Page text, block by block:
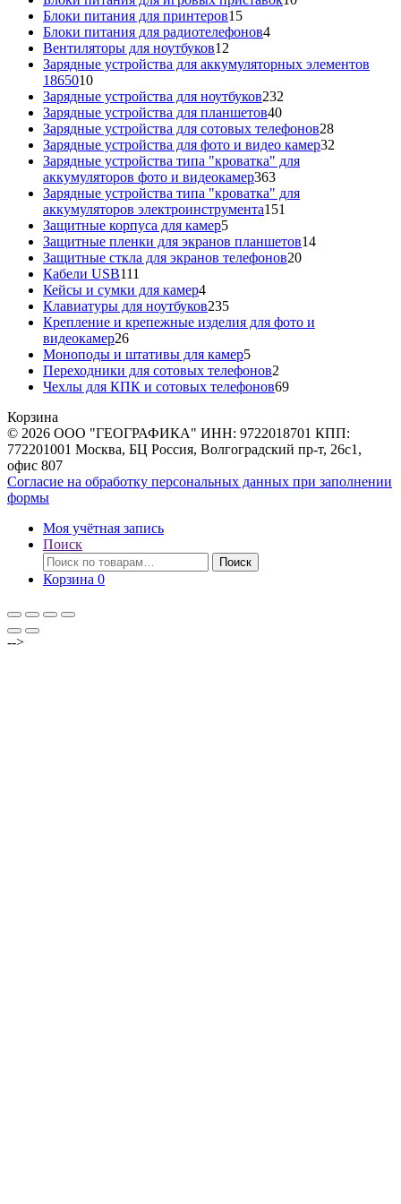
Блоки питания для принтеров1515
товаров
Блоки питания для радиотелефонов44
Вентиляторы для ноутбуков12
товаров
Зарядные устройства для аккумуляторных элементов
186501010
товаров
Зарядные устройства для ноутбуков232
Зарядные устройства для планшетов4040
товаров
Зарядные устройства для сотовых телефонов2828
товаров
Зарядные устройства для фото и видео камер32
Зарядные устройства типа "кроватка" для
аккумуляторов фото и видеокамер363363
товара
Зарядные устройства типа "кроватка" для
аккумуляторов электроинструмента151
Защитные корпуса для камер55
товаров
Защитные пленки для экранов планшетов1414
Защитные сткла для экранов телефонов2020
Кабели USB111
товаров
Кейсы и сумки для камер44
товара
Клавиатуры для ноутбуков235235
товаров
Крепление и крепежные изделия для фото и
видеокамер2626
товаров
Моноподы и штативы для камер55
товаров
Переходники для сотовых телефонов2
товара
Чехлы для КПК и сотовых телефонов6969
Корзина
© 2026 ООО "ГЕОГРАФИКА" ИНН: 9722018701 КПП:
772201001 Москва, БЦ Россия, Волгоградский пр-т, 26с1,
офис 807
Согласие на обработку персональных данных при заполнении
формы
Моя учётная запись
Поиск
Искать:
Поиск
Корзина 0
-->